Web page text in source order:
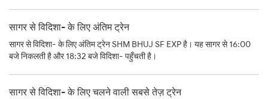
सागर से विदिशा- के लिए अंतिम ट्रेन
सागर से विदिशा- के लिए अंतिम ट्रेन SHM BHUJ SF EXP है। यह सागर से 16:00
बजे निकलती है और 18:32 बजे विदिशा- पहुँचती है।
सागर से विदिशा- के लिए चलने वाली सबसे तेज़ ट्रेन